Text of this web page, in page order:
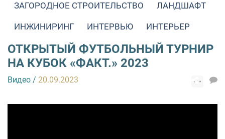
ЗАГОРОДНОЕ СТРОИТЕЛЬСТВО ЛАНДШАФТ
ИНЖИНИРИНГ ИНТЕРВЬЮ ИНТЕРЬЕР
ОТКРЫТЫЙ ФУТБОЛЬНЫЙ ТУРНИР
НА КУБОК «ФАКТ.» 2023
Видео / 20.09.2023